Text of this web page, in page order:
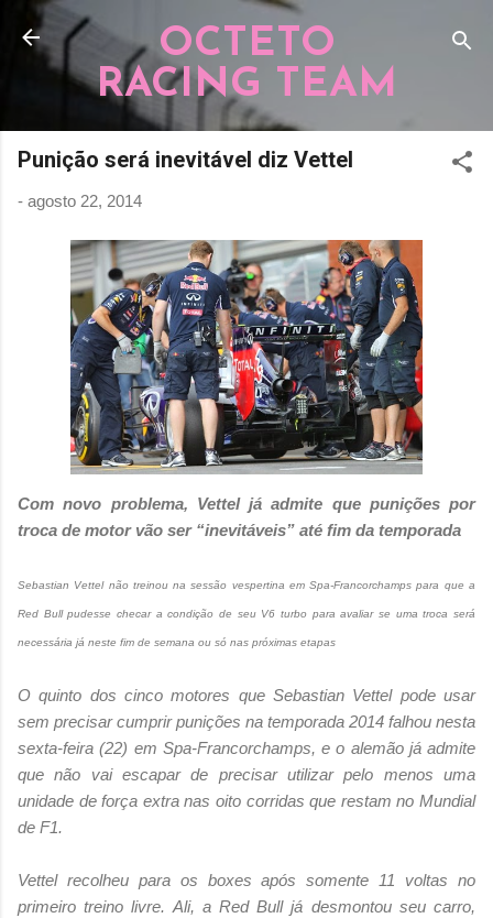
Pular para o conteúdo principal
OCTETO
RACING TEAM
Punição será inevitável diz Vettel
- agosto 22, 2014
Com novo problema, Vettel já admite que punições por
troca de motor vão ser “inevitáveis” até fim da temporada
Sebastian Vettel não treinou na sessão vespertina em Spa-Francorchamps para que a
Red Bull pudesse checar a condição de seu V6 turbo para avaliar se uma troca será
necessária já neste fim de semana ou só nas próximas etapas
O quinto dos cinco motores que Sebastian Vettel pode usar
sem precisar cumprir punições na temporada 2014 falhou nesta
sexta-feira (22) em Spa-Francorchamps, e o alemão já admite
que não vai escapar de precisar utilizar pelo menos uma
unidade de força extra nas oito corridas que restam no Mundial
de F1.
Vettel recolheu para os boxes após somente 11 voltas no
primeiro treino livre. Ali, a Red Bull já desmontou seu carro,